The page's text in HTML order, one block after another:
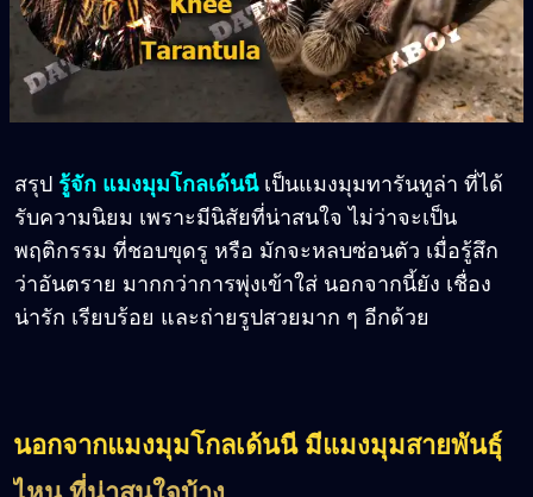
สรุป รู้จัก แมงมุมโกลเด้นนีเป็นแมงมุมทารันทูล่า ที่ได้
รับความนิยม เพราะมีนิสัยที่น่าสนใจ ไม่ว่าจะเป็น
พฤติกรรม ที่ชอบขุดรู หรือ มักจะหลบซ่อนตัว เมื่อรู้สึก
ว่าอันตราย มากกว่าการพุ่งเข้าใส่ นอกจากนี้ยัง เชื่อง
น่ารัก เรียบร้อย และถ่ายรูปสวยมาก ๆ อีกด้วย
นอกจากแมงมุมโกลเด้นนี มีแมงมุมสายพันธุ์